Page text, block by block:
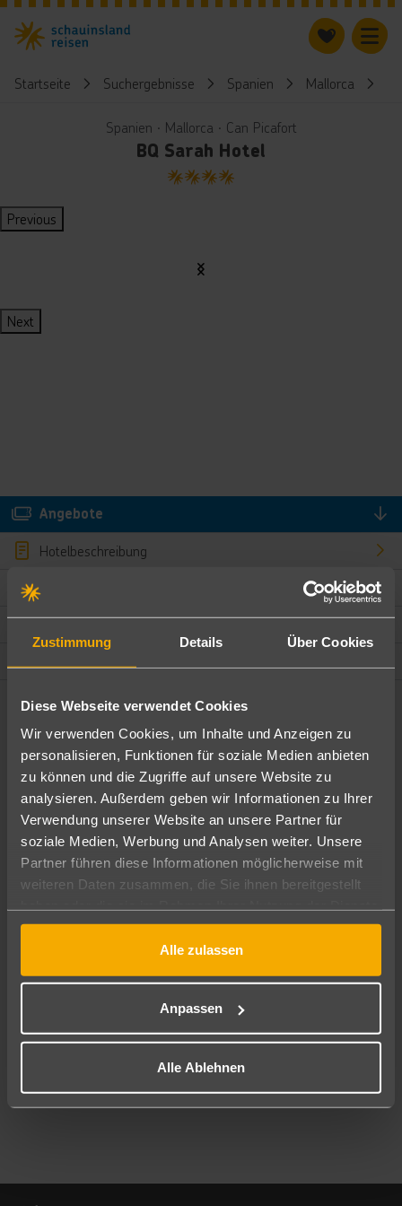
Zustimmung Details Über Cookies
Diese Webseite verwendet Cookies
Wir verwenden Cookies, um Inhalte und Anzeigen zu
personalisieren, Funktionen für soziale Medien anbieten
zu können und die Zugriffe auf unsere Website zu
analysieren. Außerdem geben wir Informationen zu Ihrer
Verwendung unserer Website an unsere Partner für
soziale Medien, Werbung und Analysen weiter. Unsere
Partner führen diese Informationen möglicherweise mit
weiteren Daten zusammen, die Sie ihnen bereitgestellt
gesammelt haben.
Alle zulassen
Anpassen
Alle Ablehnen
Startseite Suchergebnisse Spanien Mallorca
Spanien ∙ Mallorca ∙ Can Picafort
BQ Sarah Hotel
4
Previous
Next
Angebote
Hotelbeschreibung
Bewertungen
Ändere die Kriterien nach deinen Wünschen
Pauschal Nur Hotel
Abflughafen
Alle Abflughäfen
12.08.26–10.08.27 7-21 Nächte
Mehr Filter anzeigen